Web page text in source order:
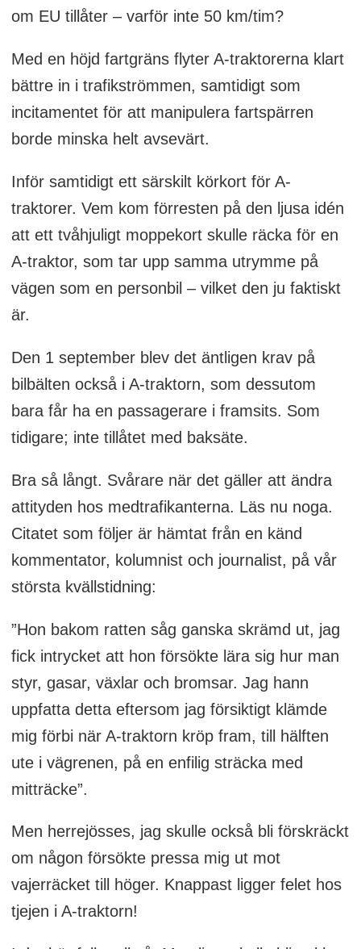
om EU tillåter – varför inte 50 km/tim?
Med en höjd fartgräns flyter A-traktorerna klart
bättre in i trafikströmmen, samtidigt som
incitamentet för att manipulera fartspärren
borde minska helt avsevärt.
Inför samtidigt ett särskilt körkort för A-
traktorer. Vem kom förresten på den ljusa idén
att ett tvåhjuligt moppekort skulle räcka för en
A-traktor, som tar upp samma utrymme på
vägen som en personbil – vilket den ju faktiskt
är.
Den 1 september blev det äntligen krav på
bilbälten också i A-traktorn, som dessutom
bara får ha en passagerare i framsits. Som
tidigare; inte tillåtet med baksäte.
Bra så långt. Svårare när det gäller att ändra
attityden hos medtrafikanterna. Läs nu noga.
Citatet som följer är hämtat från en känd
kommentator, kolumnist och journalist, på vår
största kvällstidning:
”Hon bakom ratten såg ganska skrämd ut, jag
fick intrycket att hon försökte lära sig hur man
styr, gasar, växlar och bromsar. Jag hann
uppfatta detta eftersom jag försiktigt klämde
mig förbi när A-traktorn kröp fram, till hälften
ute i vägrenen, på en enfilig sträcka med
mitträcke”.
Men herrejösses, jag skulle också bli förskräckt
om någon försökte pressa mig ut mot
vajerräcket till höger. Knappast ligger felet hos
tjejen i A-traktorn!